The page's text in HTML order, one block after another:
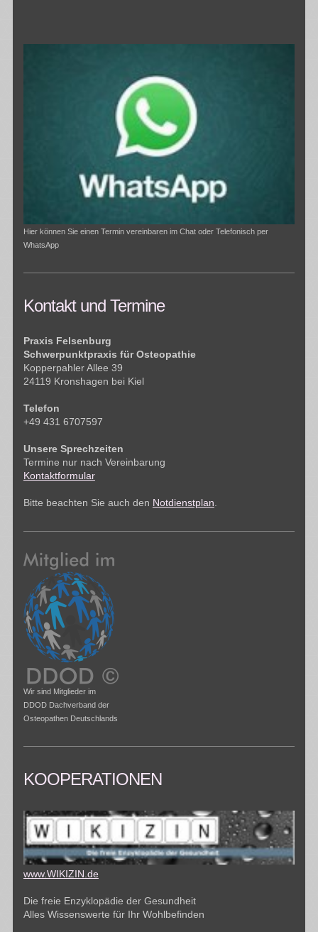
Hier können Sie einen Termin vereinbaren im Chat oder Telefonisch per
WhatsApp
Kontakt und Termine
Praxis Felsenburg
Schwerpunktpraxis für Osteopathie
Kopperpahler Allee 39
24119 Kronshagen bei Kiel
Telefon
+49 431 6707597
Unsere Sprechzeiten
Termine nur nach Vereinbarung
Kontaktformular
Bitte beachten Sie auch den Notdienstplan.
Wir sind Mitglieder im
DDOD Dachverband der
Osteopathen Deutschlands
KOOPERATIONEN
www.WIKIZIN.de
Die freie Enzyklopädie der Gesundheit
Alles Wissenswerte für Ihr Wohlbefinden